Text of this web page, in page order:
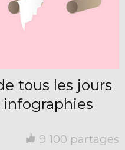
tous les jours
infographies
9 100 partages